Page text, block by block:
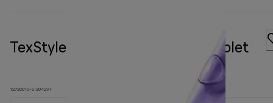
TexStyle 3 Steam iron SI 3042 Violet
12730010-SI3042VI